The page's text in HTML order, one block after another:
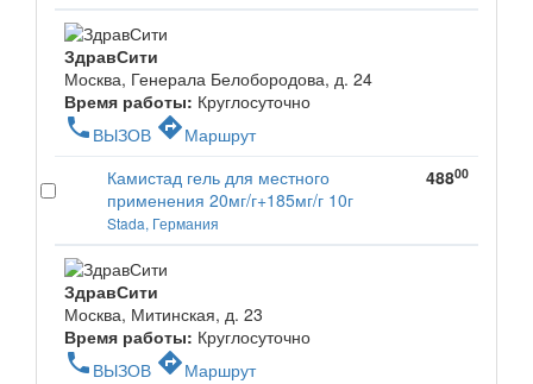
ЗдравСити
Москва, Генерала Белобородова, д. 24
Время работы: Круглосуточно
phone ВЫЗОВ directionsМаршрут
Камистад гель для местного
применения 20мг/г+185мг/г 10г
Stada, Германия
48800
ЗдравСити
Москва, Митинская, д. 23
Время работы: Круглосуточно
phone ВЫЗОВ directionsМаршрут